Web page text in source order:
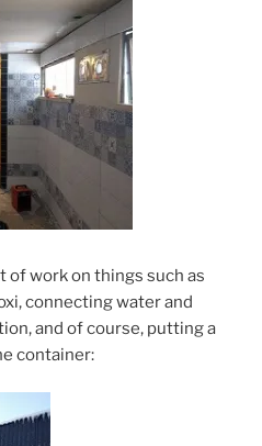
of work on things such as
connecting water and
and of course, putting a
container: